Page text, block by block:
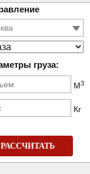
груза:
М3
Кг
РАССЧИТАТЬ